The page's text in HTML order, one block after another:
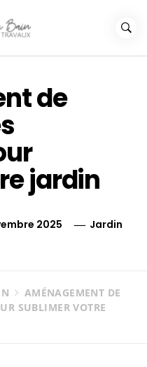
de
jardin
2025 Jardin
AMÉNAGEMENT DE
SUBLIMER VOTRE